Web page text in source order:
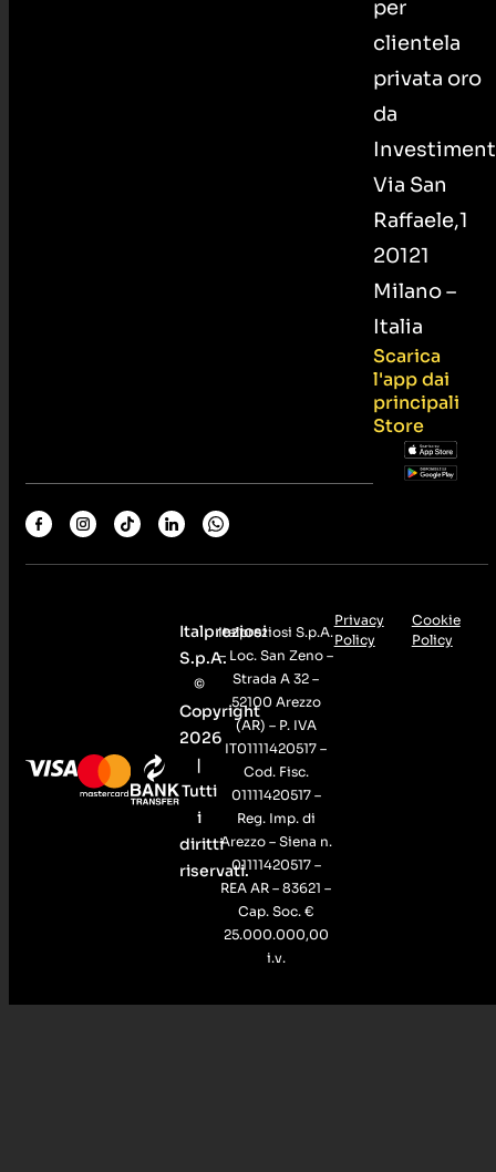
per
clientela
privata oro
da
Via San
Raffaele,1
20121
Milano –
Italia
Scarica
l'app dai
principali
Store
Italpreziosi
S.p.A.
©
Copyright
2026
|
Tutti
i
diritti
riservati.
Italpreziosi S.p.A.
– Loc. San Zeno –
Strada A 32 –
52100 Arezzo
(AR) – P. IVA
IT01111420517 –
Cod. Fisc.
01111420517 –
Reg. Imp. di
Arezzo – Siena n.
01111420517 –
REA AR – 83621 –
Cap. Soc. €
25.000.000,00
i.v.
Privacy
Policy
Cookie
Policy